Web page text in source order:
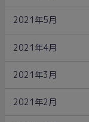
2021年5月
2021年4月
2021年3月
2021年2月